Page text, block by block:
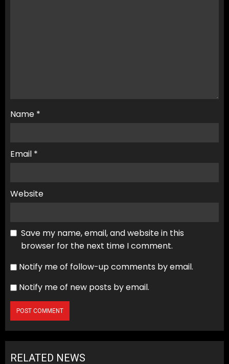
Name *
Email *
Website
Save my name, email, and website in this
browser for the next time I comment.
Notify me of follow-up comments by email.
Notify me of new posts by email.
RELATED NEWS